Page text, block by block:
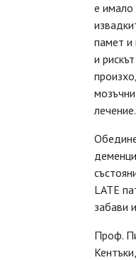
е имало
памет и
и
лечение.
LATE
забави
Проф.